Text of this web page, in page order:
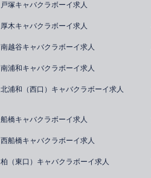
戸塚キャバクラボーイ求人
厚木キャバクラボーイ求人
南越谷キャバクラボーイ求人
南浦和キャバクラボーイ求人
北浦和（西口）キャバクラボーイ求人
船橋キャバクラボーイ求人
西船橋キャバクラボーイ求人
柏（東口）キャバクラボーイ求人